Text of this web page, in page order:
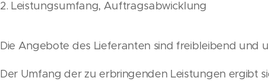
2. Leistungsumfang, Auftragsabwicklung
Die Angebote des Lieferanten sind freibleibend und
Der Umfang der zu erbringenden Leistungen ergibt